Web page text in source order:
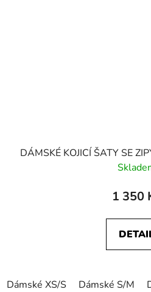
DÁMSKÉ KOJICÍ ŠATY SE
1 350
Dámské XS/S Dámské S/M